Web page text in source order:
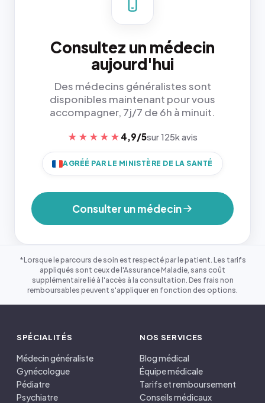
Consultez un médecin
aujourd'hui
Des médecins généralistes sont
disponibles maintenant pour vous
accompagner, 7j/7 de 6h à minuit.
★★★★★ 4,9/5sur 125k avis
AGRÉÉ PAR LE MINISTÈRE DE LA SANTÉ
Consulter un médecin
*Lorsque le parcours de soin est respecté par le patient. Les tarifs
appliqués sont ceux de l'Assurance Maladie, sans coût
supplémentaire lié à l'accès à la consultation. Des frais non
remboursables peuvent s'appliquer en fonction des options.
SPÉCIALITÉS
Médecin généraliste
Gynécologue
Pédiatre
Psychiatre
NOS SERVICES
Blog médical
Équipe médicale
Tarifs et remboursement
Conseils médicaux